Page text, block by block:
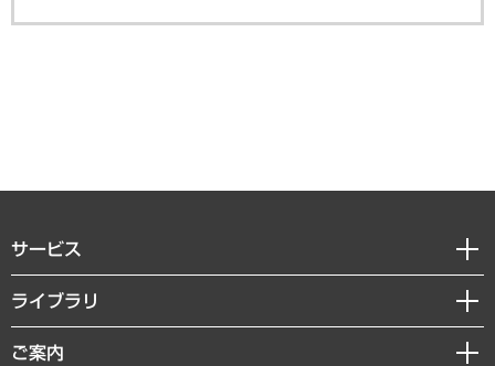
サービス
経営戦略
組織・人事戦略
デジタルイノベーション
ライブラリ
経済調査
ご案内